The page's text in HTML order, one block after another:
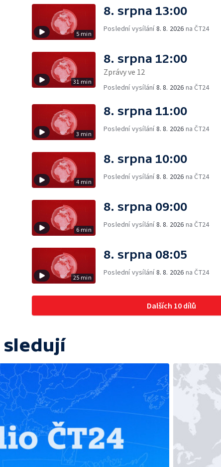
5 min
8. srpna 13:00
Poslední vysílání8. 8. 2026 na ČT24
31 min
8. srpna 12:00
Zprávy ve 12
Poslední vysílání8. 8. 2026 na ČT24
3 min
8. srpna 11:00
Poslední vysílání8. 8. 2026 na ČT24
4 min
8. srpna 10:00
Poslední vysílání8. 8. 2026 na ČT24
6 min
8. srpna 09:00
Poslední vysílání8. 8. 2026 na ČT24
25 min
8. srpna 08:05
Poslední vysílání8. 8. 2026 na ČT24
Dalších 10 dílů
sledují